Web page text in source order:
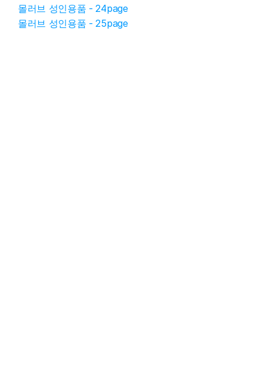
몰러브 성인용품 - 24page
몰러브 성인용품 - 25page